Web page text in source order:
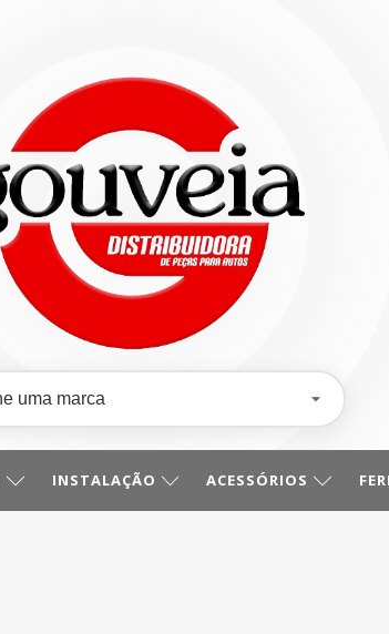
INSTALAÇÃO ACESSÓRIOS